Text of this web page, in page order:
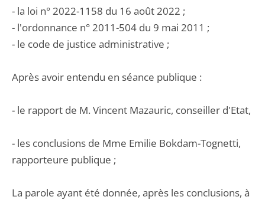
- la loi n° 2022-1158 du 16 août 2022 ;
- l'ordonnance n° 2011-504 du 9 mai 2011 ;
- le code de justice administrative ;
Après avoir entendu en séance publique :
- le rapport de M. Vincent Mazauric, conseiller d'Etat,
- les conclusions de Mme Emilie Bokdam-Tognetti,
rapporteure publique ;
La parole ayant été donnée, après les conclusions, à